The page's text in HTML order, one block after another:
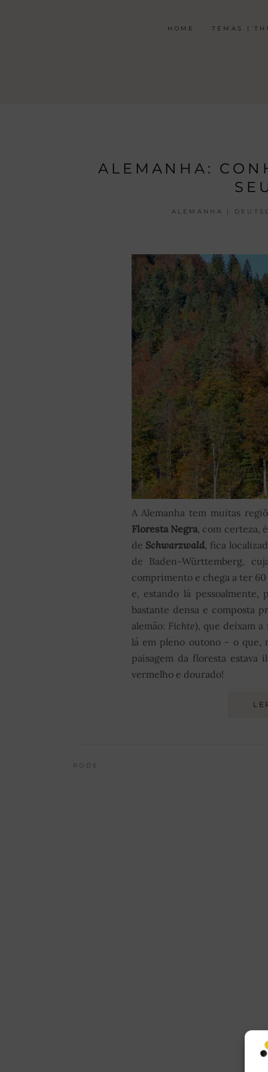
HOME TEMAS |
ALEMANHA:
ALEMANHA |
A Alemanha tem muitas
Floresta Negra, com certeza,
de Schwarzwald, fica
de Baden-Württemberg,
comprimento e chega a ter
e, estando lá
bastante densa e composta
alemão: Fichte), que deixam a
lá em pleno outono - o que,
paisagem da floresta estava
vermelho e dourado!
RODE